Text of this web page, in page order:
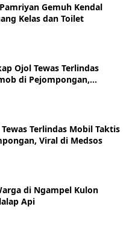
Gemuh Kendal
Kelas dan Toilet
Ojol Tewas Terlindas
di Pejompongan,
Orderan
Terlindas Mobil Taktis
Viral di Medsos
di Ngampel Kulon
Api